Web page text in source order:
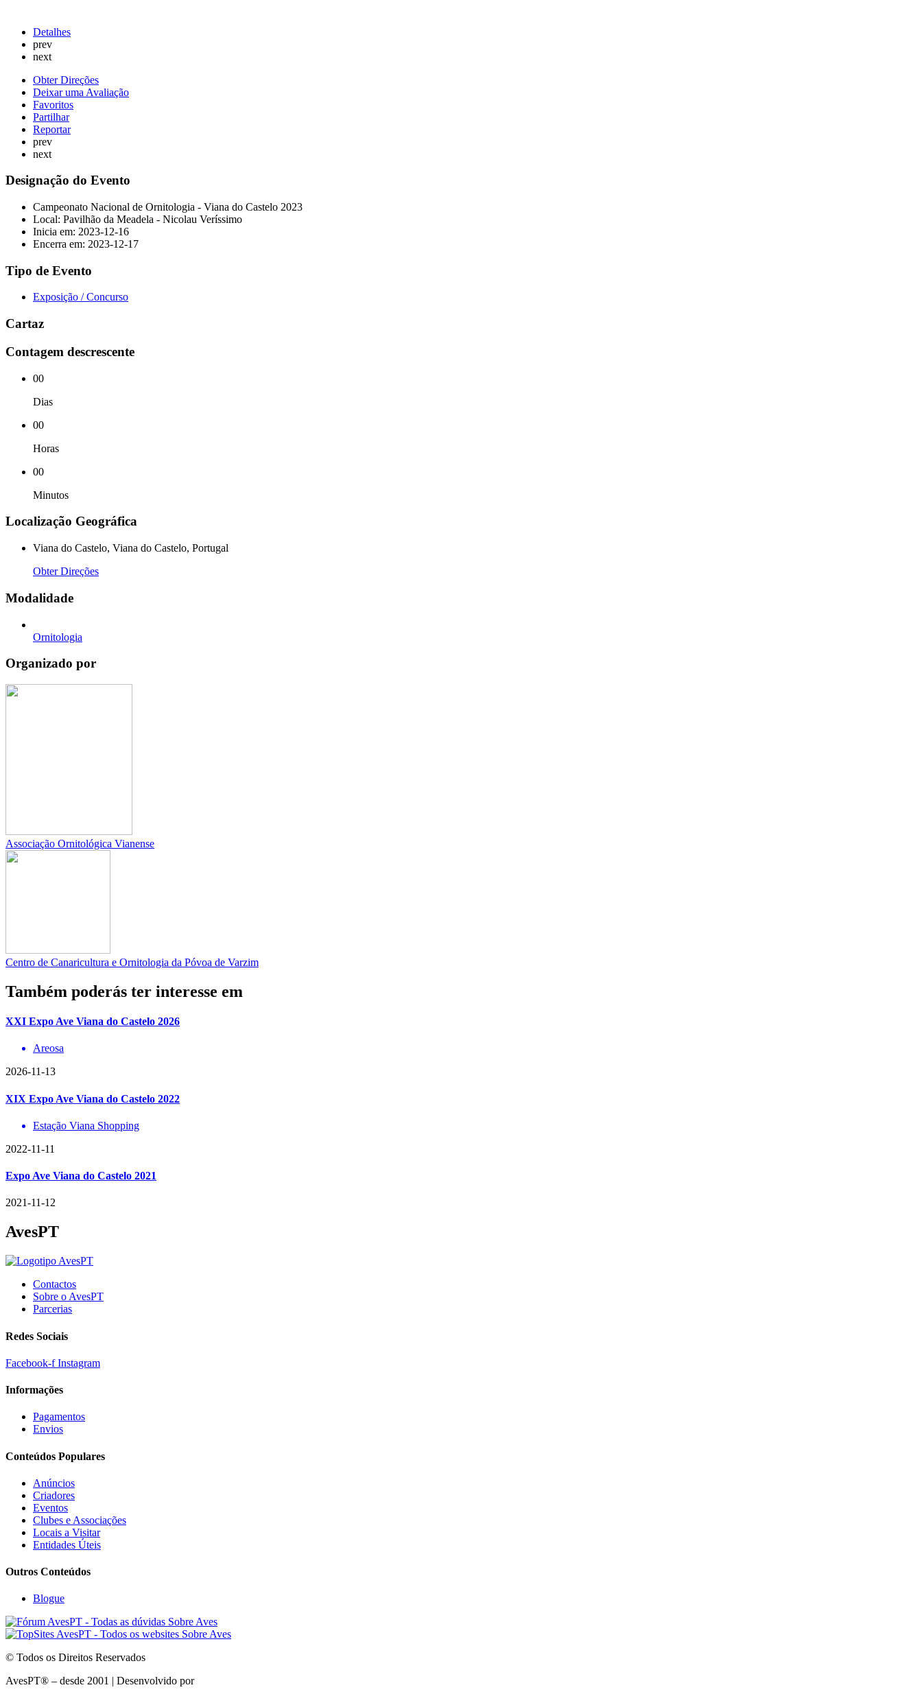
Detalhes
prev
next
Obter Direções
Deixar uma Avaliação
Favoritos
Partilhar
Reportar
prev
next
Designação do Evento
Campeonato Nacional de Ornitologia - Viana do Castelo 2023
Local: Pavilhão da Meadela - Nicolau Veríssimo
Inicia em: 2023-12-16
Encerra em: 2023-12-17
Tipo de Evento
Exposição / Concurso
Cartaz
Contagem descrescente
00
Dias
00
Horas
00
Minutos
Localização Geográfica
Viana do Castelo, Viana do Castelo, Portugal
Obter Direções
Modalidade
Ornitologia
Organizado por
Associação Ornitológica Vianense
Centro de Canaricultura e Ornitologia da Póvoa de Varzim
Também poderás ter interesse em
XXI Expo Ave Viana do Castelo 2026
Areosa
2026-11-13
XIX Expo Ave Viana do Castelo 2022
Estação Viana Shopping
2022-11-11
Expo Ave Viana do Castelo 2021
2021-11-12
AvesPT
Contactos
Sobre o AvesPT
Parcerias
Redes Sociais
Facebook-f Instagram
Informações
Pagamentos
Envios
Conteúdos Populares
Anúncios
Criadores
Eventos
Clubes e Associações
Locais a Visitar
Entidades Úteis
Outros Conteúdos
Blogue
© Todos os Direitos Reservados
AvesPT® – desde 2001 | Desenvolvido por